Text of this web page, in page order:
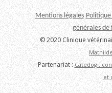
Mentions légales
générales
© 2020 Clinique
Partenariat :Catedog :
et